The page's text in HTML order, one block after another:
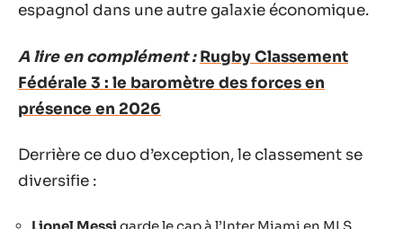
espagnol dans une autre galaxie économique.
A lire en complément : Rugby Classement
Fédérale 3 : le baromètre des forces en
présence en 2026
Derrière ce duo d’exception, le classement se
diversifie :
Lionel Messi garde le cap à l’Inter Miami en MLS,